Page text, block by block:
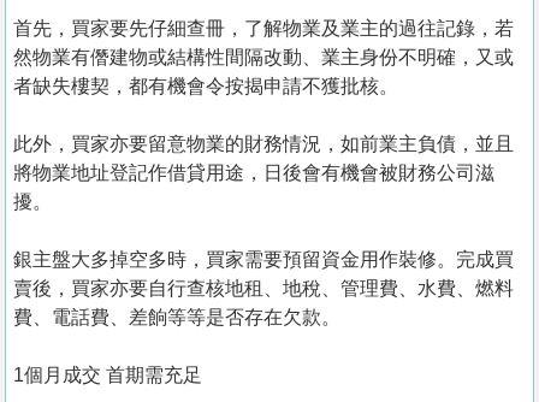
首先，買家要先仔細查冊，了解物業及業主的過往記錄，若
然物業有僭建物或結構性間隔改動、業主身份不明確，又或
者缺失樓契，都有機會令按揭申請不獲批核。
此外，買家亦要留意物業的財務情況，如前業主負債，並且
將物業地址登記作借貸用途，日後會有機會被財務公司滋
擾。
銀主盤大多掉空多時，買家需要預留資金用作裝修。完成買
賣後，買家亦要自行查核地租、地稅、管理費、水費、燃料
費、電話費、差餉等等是否存在欠款。
1個月成交 首期需充足